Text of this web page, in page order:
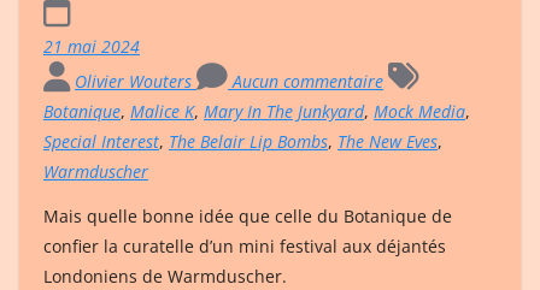
21 mai 2024
Olivier Wouters
Aucun commentaire
Botanique, Malice K, Mary In The Junkyard, Mock Media,
Special Interest, The Belair Lip Bombs, The New Eves,
Warmduscher
Mais quelle bonne idée que celle du Botanique de
confier la curatelle d’un mini festival aux déjantés
Londoniens de Warmduscher.